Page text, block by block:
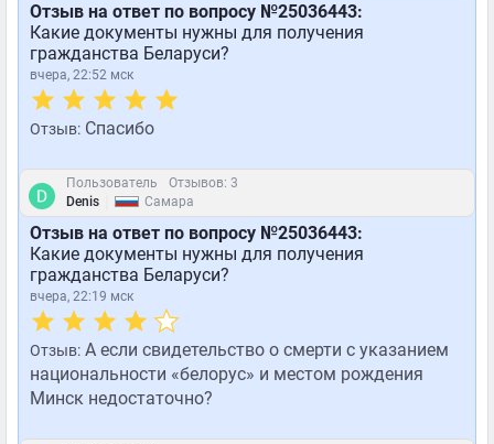
Отзыв на ответ по вопросу №25036443:
Какие документы нужны для получения
гражданства Беларуси?
вчера, 22:52 мск
Отзыв: Спасибо
Пользователь
Отзывов: 3
Denis
Самара
Отзыв на ответ по вопросу №25036443:
Какие документы нужны для получения
гражданства Беларуси?
вчера, 22:19 мск
Отзыв: А если свидетельство о смерти с указанием
национальности «белорус» и местом рождения
Минск недостаточно?